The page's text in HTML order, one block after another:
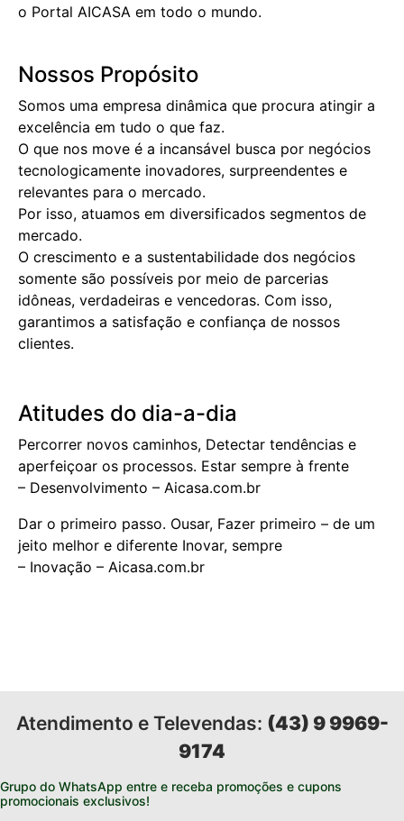
o Portal AICASA em todo o mundo.
Nossos Propósito
Somos uma empresa dinâmica que procura atingir a
excelência em tudo o que faz.
O que nos move é a incansável busca por negócios
tecnologicamente inovadores, surpreendentes e
relevantes para o mercado.
Por isso, atuamos em diversificados segmentos de
mercado.
O crescimento e a sustentabilidade dos negócios
somente são possíveis por meio de parcerias
idôneas, verdadeiras e vencedoras. Com isso,
garantimos a satisfação e confiança de nossos
clientes.
Atitudes do dia-a-dia
Percorrer novos caminhos, Detectar tendências e
aperfeiçoar os processos. Estar sempre à frente
– Desenvolvimento – Aicasa.com.br
Dar o primeiro passo. Ousar, Fazer primeiro – de um
jeito melhor e diferente Inovar, sempre
– Inovação – Aicasa.com.br
Atendimento e Televendas: (43) 9 9969-
9174
Grupo do WhatsApp entre e receba promoções e cupons
promocionais exclusivos!